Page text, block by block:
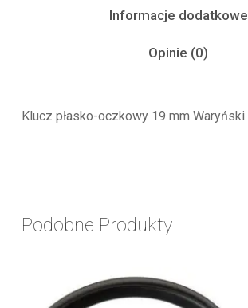
Informacje dodatkowe
Opinie (0)
Klucz płasko-oczkowy 19 mm Waryński
Podobne Produkty